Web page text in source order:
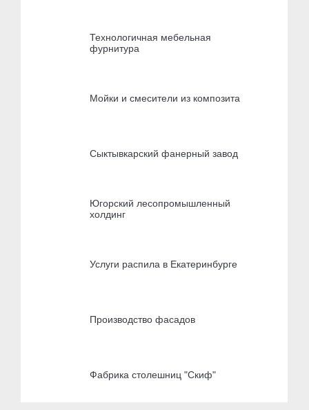
Технологичная мебельная
фурнитура
Мойки и смесители из композита
Сыктывкарский фанерный завод
Югорский лесопромышленный
холдинг
Услуги распила в Екатеринбурге
Производство фасадов
Фабрика столешниц "Скиф"